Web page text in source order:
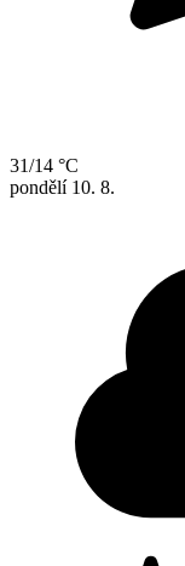
31/14 °C
pondělí 10. 8.